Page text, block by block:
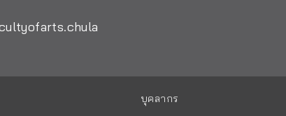
บุคลากร